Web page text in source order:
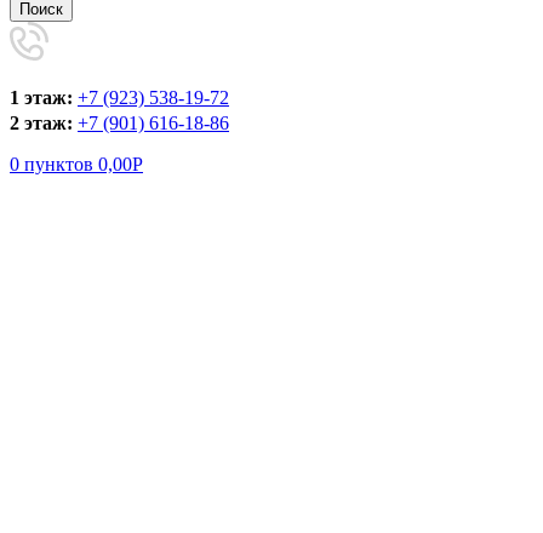
Поиск
1 этаж: +7 (923) 538-19-72
2 этаж: +7 (901) 616-18-86
0 пунктов 0,00Р